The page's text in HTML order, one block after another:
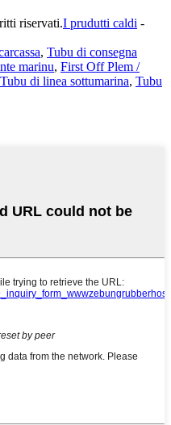
riservati.I prudutti caldi -
, Tubu di consegna
marinu, First Off Plem /
Tubu di linea sottumarina, Tubu